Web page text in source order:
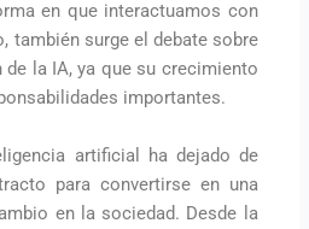
en que interactuamos con
también surge el debate sobre
de la IA, ya que su crecimiento
importantes.
artificial ha dejado de
para convertirse en una
en la sociedad. Desde la